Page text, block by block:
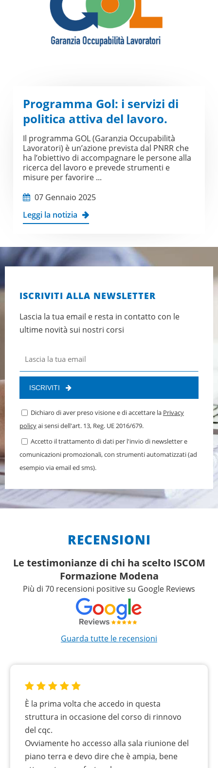
Programma Gol: i servizi di
politica attiva del lavoro.
Il programma GOL (Garanzia Occupabilità
Lavoratori) è un’azione prevista dal PNRR che
ha l’obiettivo di accompagnare le persone alla
ricerca del lavoro e prevede strumenti e
misure per favorire ...
07 Gennaio 2025
Leggi la notizia
ISCRIVITI ALLA NEWSLETTER
Lascia la tua email e resta in contatto con le
ultime novità sui nostri corsi
ISCRIVITI
Dichiaro di aver preso visione e di accettare la Privacy
policyai sensi dell'art. 13, Reg. UE 2016/679.
Accetto il trattamento di dati per l'invio di newsletter e
comunicazioni promozionali, con strumenti automatizzati (ad
esempio via email ed sms).
RECENSIONI
Le testimonianze di chi ha scelto ISCOM
Formazione Modena
Più di 70 recensioni positive su Google Reviews
Guarda tutte le recensioni
È la prima volta che accedo in questa
struttura in occasione del corso di rinnovo
del cqc.
Ovviamente ho accesso alla sala riunione del
piano terra e devo dire che è ampia, bene